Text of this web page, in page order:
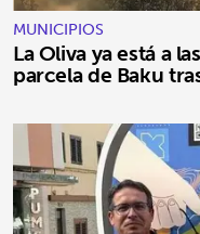
MUNICIPIOS
La Oliva ya está a
parcela de Baku